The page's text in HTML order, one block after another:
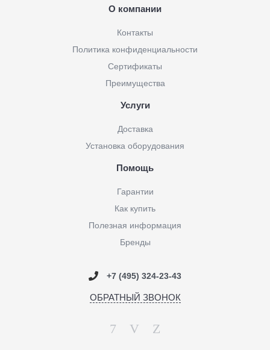
О компании
Контакты
Политика конфиденциальности
Сертификаты
Преимущества
Услуги
Доставка
Установка оборудования
Помощь
Гарантии
Как купить
Полезная информация
Бренды
+7 (495) 324-23-43
ОБРАТНЫЙ ЗВОНОК